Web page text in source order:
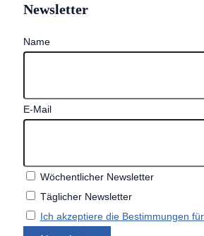
Newsletter
Name
E-Mail
Wöchentlicher Newsletter
Täglicher Newsletter
Ich akzeptiere die Bestimmungen